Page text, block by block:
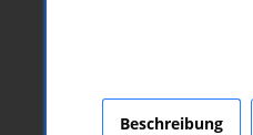
Beschreibung